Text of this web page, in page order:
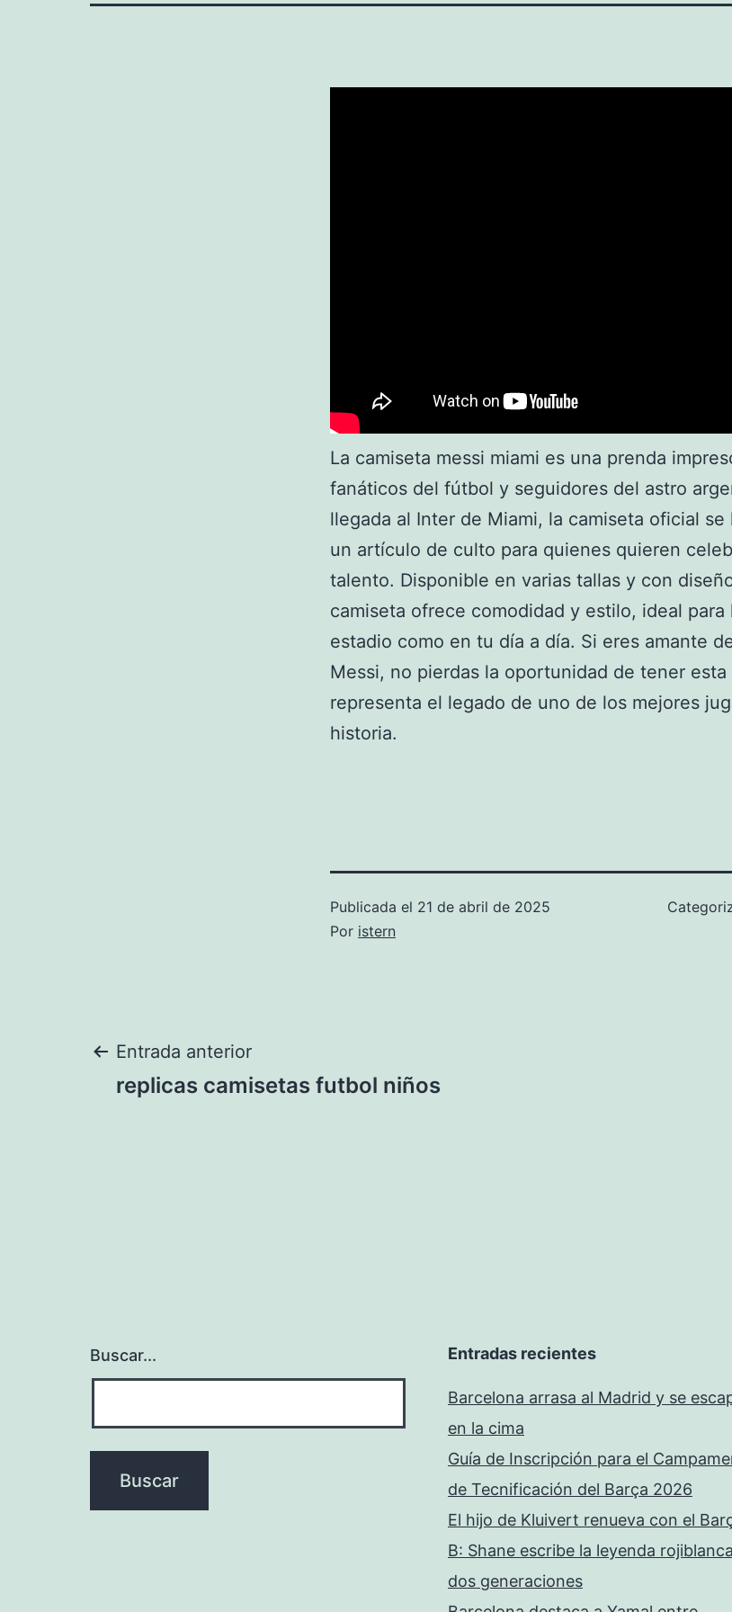
La camiseta messi miami es una prenda
fanáticos del fútbol y seguidores del astro
llegada al Inter de Miami, la camiseta oficial
un artículo de culto para quienes quieren
talento. Disponible en varias tallas y con
camiseta ofrece comodidad y estilo, ideal
estadio como en tu día a día. Si eres amante
Messi, no pierdas la oportunidad de tener esta
representa el legado de uno de los mejores
historia.
Publicada el 21 de abril de 2025
Por istern
Navegación
Entrada anterior
replicas camisetas futbol niños
Buscar... Entradas recientes
Barcelona arrasa al Madrid y se
en la cima
Guía de Inscripción para el
de Tecnificación del Barça 2026
El hijo de Kluivert renueva con el
B: Shane escribe la leyenda
dos generaciones